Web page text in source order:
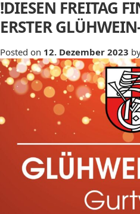
!DIESEN FREITAG
ERSTER
Posted on 12. Dezember 2023